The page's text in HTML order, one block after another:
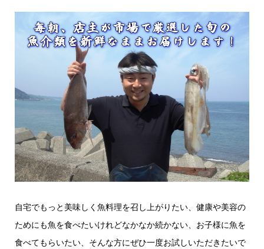
自宅でもっと美味しく魚料理を召し上がりたい、健康や美容の
ためにも魚を食べたいけれどなかなか続かない、お子様に魚を
食べてもらいたい、そんな方にぜひ一度お試しいただきたいで